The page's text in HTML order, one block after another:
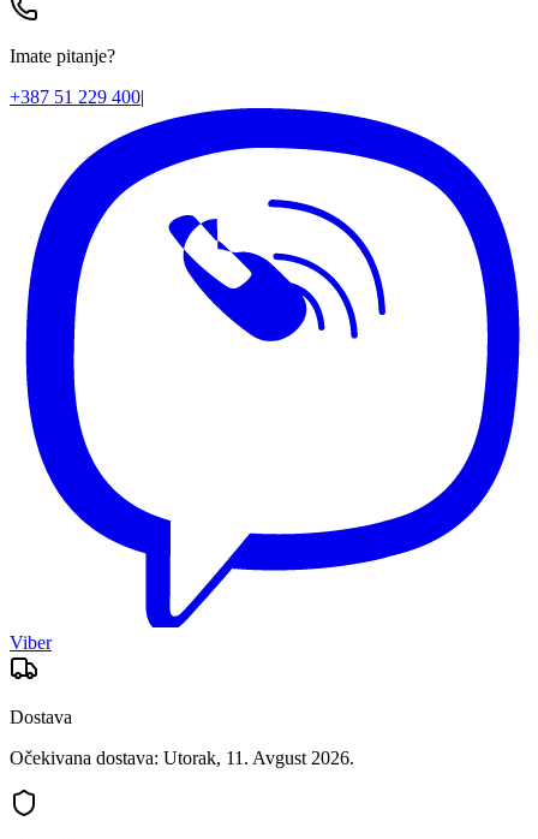
Imate pitanje?
+387 51 229 400|
Viber
Dostava
Očekivana dostava: Utorak, 11. Avgust 2026.